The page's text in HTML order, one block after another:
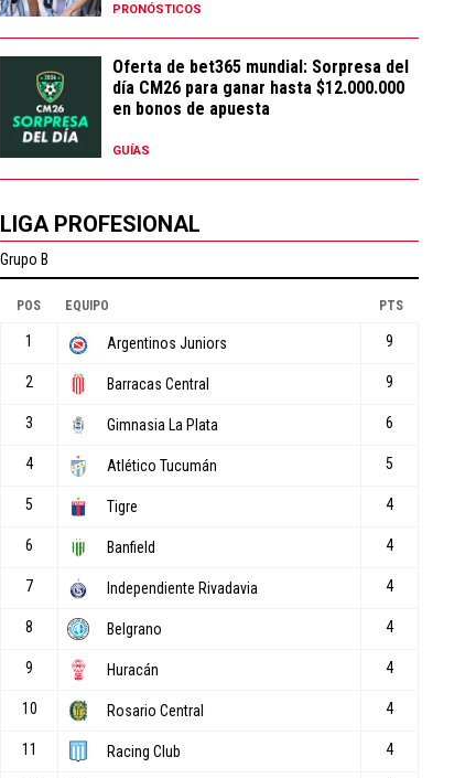
PRONÓSTICOS
Oferta de bet365 mundial: Sorpresa del
día CM26 para ganar hasta $12.000.000
en bonos de apuesta
GUÍAS
LIGA PROFESIONAL